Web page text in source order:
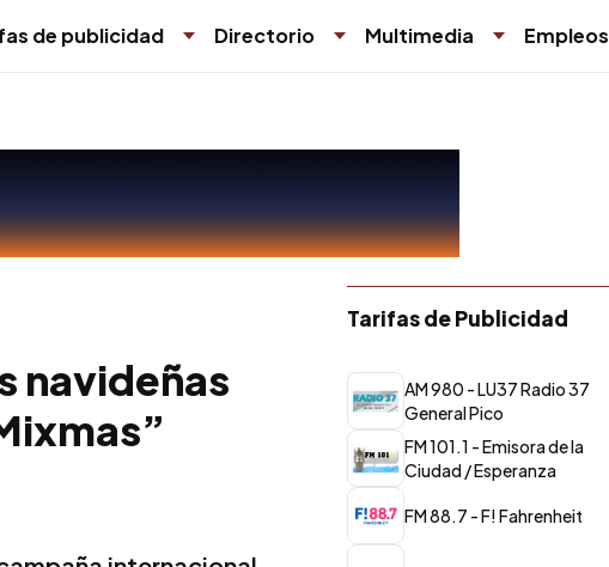
de publicidad Directorio Multimedia Empleos
navideñas
Tarifas de Publicidad
AM 980 - LU37 Radio 37
General Pico
FM 101.1 - Emisora de la
Ciudad / Esperanza
FM 88.7 - F! Fahrenheit